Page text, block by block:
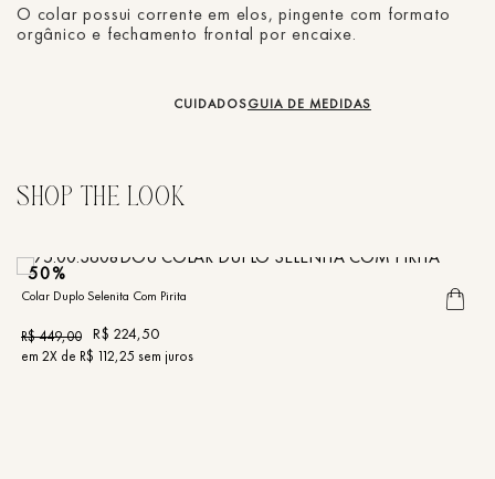
O colar possui corrente em elos, pingente com formato
orgânico e fechamento frontal por encaixe.
CUIDADOSGUIA DE MEDIDAS
50%
Colar Duplo Selenita Com Pirita
R$449,00 R$ 224,50
em 2X de R$ 112,25 sem juros